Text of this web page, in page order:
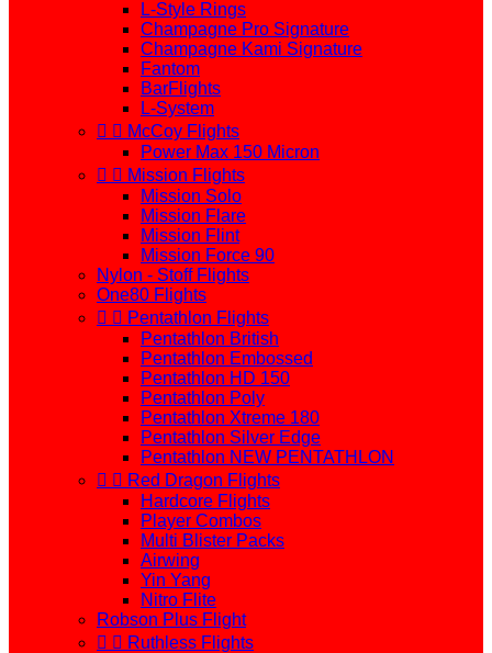
L-Style Rings
Champagne Pro Signature
Champagne Kami Signature
Fantom
BarFlights
L-System
  McCoy Flights
Power Max 150 Micron
  Mission Flights
Mission Solo
Mission Flare
Mission Flint
Mission Force 90
Nylon - Stoff Flights
One80 Flights
  Pentathlon Flights
Pentathlon British
Pentathlon Embossed
Pentathlon HD 150
Pentathlon Poly
Pentathlon Xtreme 180
Pentathlon Silver Edge
Pentathlon NEW PENTATHLON
  Red Dragon Flights
Hardcore Flights
Player Combos
Multi Blister Packs
Airwing
Yin Yang
Nitro Flite
Robson Plus Flight
  Ruthless Flights